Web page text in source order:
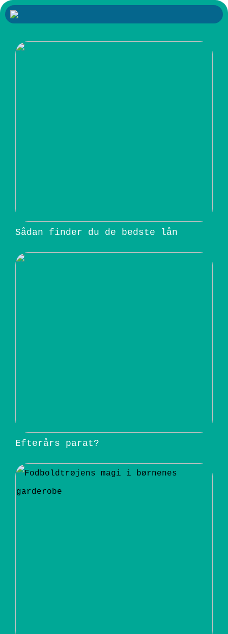
Sådan finder du de bedste lån
Efterårs parat?